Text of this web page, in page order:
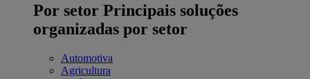
Por setor Principais soluções
organizadas por setor
Automotiva
Agricultura